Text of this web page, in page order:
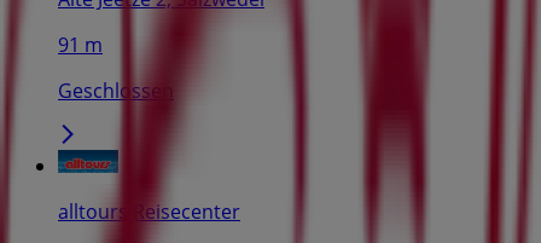
91 m
Geschlossen
alltours Reisecenter